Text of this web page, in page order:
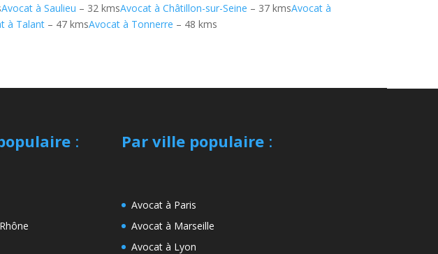
Avocat à Saulieu – 32 kmsAvocat à Châtillon-sur-Seine – 37 kmsAvocat à
à Talant – 47 kmsAvocat à Tonnerre – 48 kms
: Par ville populaire:
Avocat à Paris
Avocat à Marseille
Avocat à Lyon